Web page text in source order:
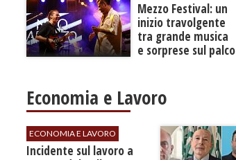
Mezzo Festival: un
inizio travolgente
tra grande musica
e sorprese sul palco
Economia e Lavoro
ECONOMIA E LAVORO
​Incidente sul lavoro a